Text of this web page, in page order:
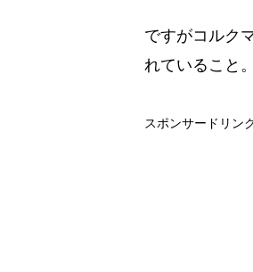
ですがコルク
れていること
スポンサードリン